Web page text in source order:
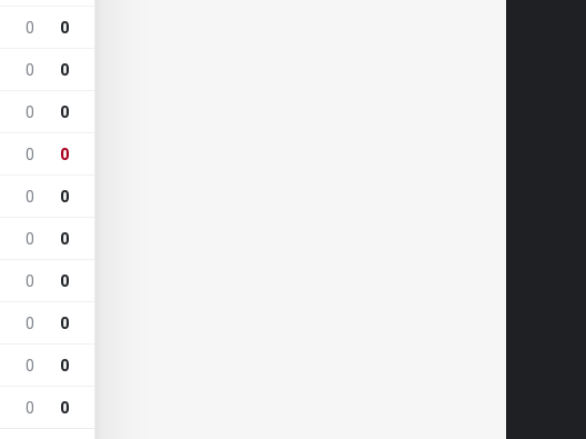
0 0
0 0
0 0
0 0
0 0
0 0
0 0
0 0
0 0
0 0